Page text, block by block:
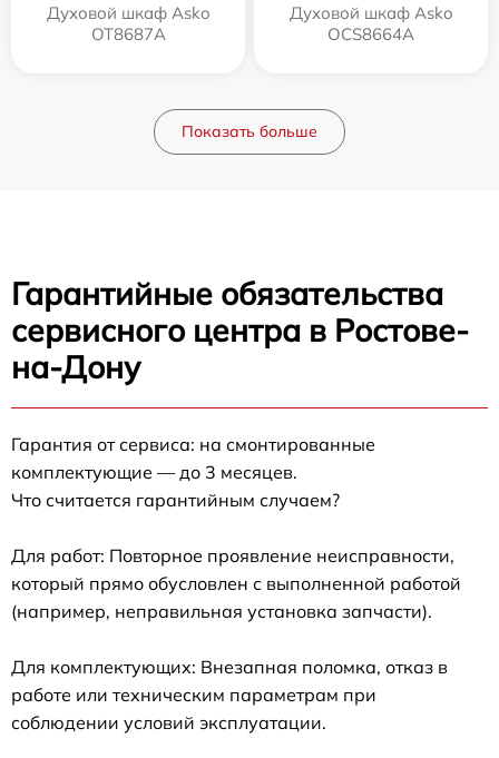
Духовой шкаф Asko
OT8687A
Духовой шкаф Asko
OCS8664A
Показать больше
Гарантийные обязательства
сервисного центра в Ростове-
на-Дону
Гарантия от сервиса: на смонтированные
комплектующие — до 3 месяцев.
Что считается гарантийным случаем?
Для работ: Повторное проявление неисправности,
который прямо обусловлен с выполненной работой
(например, неправильная установка запчасти).
Для комплектующих: Внезапная поломка, отказ в
работе или техническим параметрам при
соблюдении условий эксплуатации.